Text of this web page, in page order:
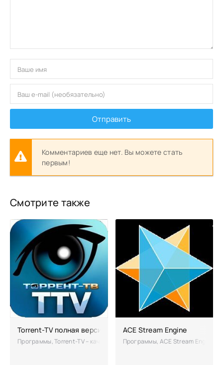
Отправить
Комментариев еще нет. Вы можете стать
первым!
Смотрите также
Torrent-TV полная версия
Программы, Torrent-TV – качественное приложение, которое
ACE Stream Engine
Программы, ACE Stream Engine